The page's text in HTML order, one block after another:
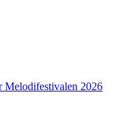
Melodifestivalen 2026